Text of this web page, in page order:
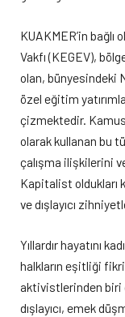
KUAKMER’in
Vakfı (KEGEV),
olan, bünyesindeki
özel eğitim
çizmektedir.
olarak kullanan bu
çalışma ilişkilerini
Kapitalist oldukları
ve dışlayıcı
Yıllardır hayatını
halkların eşitliği
aktivistlerinden biri
dışlayıcı, emek